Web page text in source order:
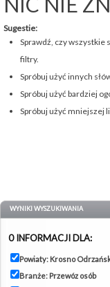
Sugestie:
Sprawdź, czy wszystkie
filtry.
Spróbuj użyć innych
Spróbuj użyć bardziej
Spróbuj użyć mniejszej
WYNIKI WYSZUKIWANIA
0 INFORMACJI DLA:
Powiaty: Krosno
Branże: Przewóz osób